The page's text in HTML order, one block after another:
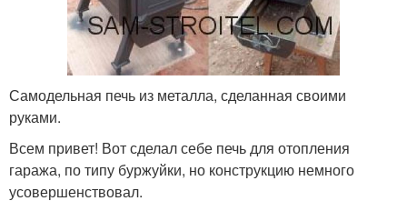
Самодельная печь из металла, сделанная своими
руками.
Всем привет! Вот сделал себе печь для отопления
гаража, по типу буржуйки, но конструкцию немного
усовершенствовал.